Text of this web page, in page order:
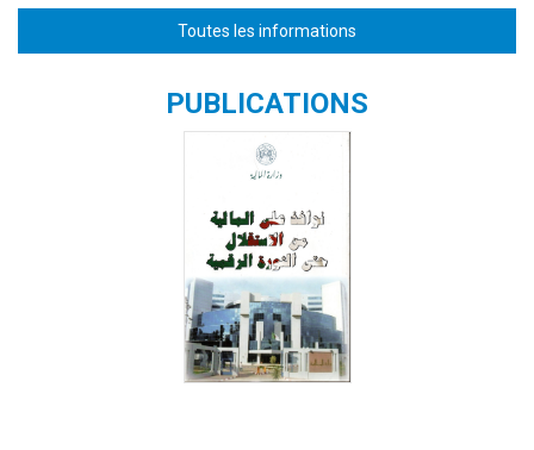
Toutes les informations
PUBLICATIONS